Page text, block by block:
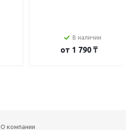
В наличии
от 1 790 ₸
О компании